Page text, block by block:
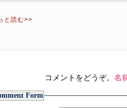
と読む>>
コメントをどうぞ。 名
Form